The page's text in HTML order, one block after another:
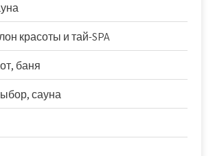
красоты и тай-SPA
баня
сауна